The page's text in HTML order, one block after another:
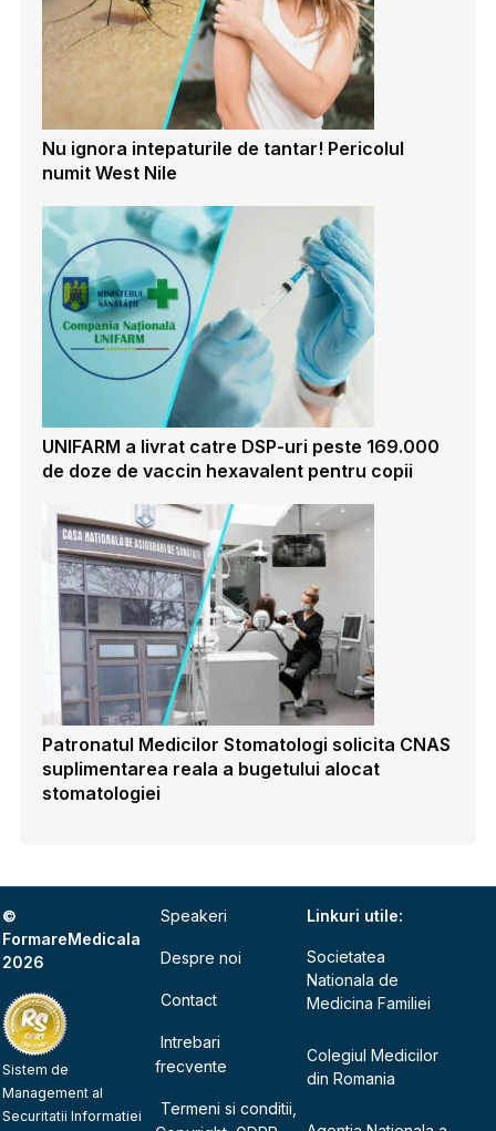
Nu ignora intepaturile de tantar! Pericolul
numit West Nile
UNIFARM a livrat catre DSP-uri peste 169.000
de doze de vaccin hexavalent pentru copii
Patronatul Medicilor Stomatologi solicita CNAS
suplimentarea reala a bugetului alocat
stomatologiei
©
FormareMedicala
2026
Sistem de
Management al
Securitatii Informatiei
Speakeri
Despre noi
Contact
Intrebari
frecvente
Termeni si conditii,
Linkuri utile:
Societatea
Nationala de
Medicina Familiei
Colegiul Medicilor
din Romania